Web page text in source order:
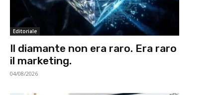
Editoriale
Il diamante non era raro. Era raro
il marketing.
04/08/2026